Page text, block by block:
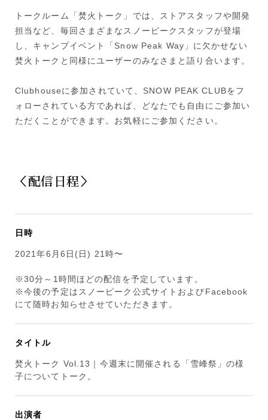
トークルーム「焚火トーク」では、ストアスタッフや開発
担当など、毎回さまざまなスノーピークスタッフが登場
し、キャンプイベント「Snow Peak Way」に欠かせない
焚火トークと同様にユーザーのみなさまと語り合います。
Clubhouseに参加されていて、SNOW PEAK CLUBをフ
ォローされている方であれば、どなたでも自由にご参加い
ただくことができます。お気軽にご参加ください。
＜配信日程＞
日時
2021年6月6日(日) 21時〜
※30分～1時間ほどの配信を予定しています。
※今後の予定はスノーピーク公式サイトおよびFacebook
にて随時お知らせさせていただきます。
タイトル
焚火トーク Vol.13｜今週末に開催される「雪峰祭」の様
子についてトーク。
出演者